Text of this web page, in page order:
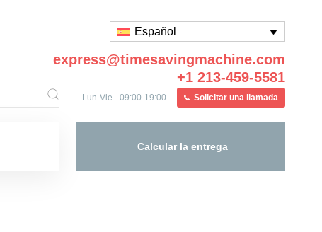
Español
express@timesavingmachine.com
+1 213-459-5581
Lun-Vie - 09:00-19:00 Solicitar una llamada
Calcular la entrega